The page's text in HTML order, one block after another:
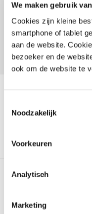
We maken gebruik
Cookies zijn kleine
smartphone of tablet
aan de website.
bezoeker en de
ook om de website te
Noodzakelijk
Voorkeuren
Analytisch
Marketing
Documenten
Contact
Contact
Stuur bij voorkeur een e-